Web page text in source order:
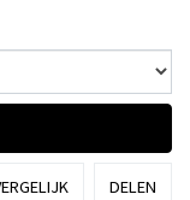
DELEN